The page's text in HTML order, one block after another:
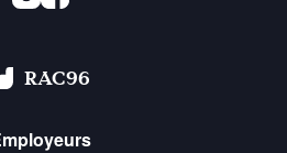
RAC96